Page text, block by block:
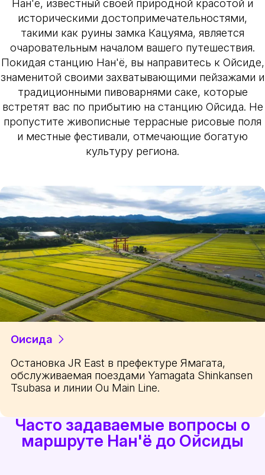
Нан'ё, известный своей природной красотой и
историческими достопримечательностями,
такими как руины замка Кацуяма, является
очаровательным началом вашего путешествия.
Покидая станцию Нан'ё, вы направитесь к Ойсиде,
знаменитой своими захватывающими пейзажами и
традиционными пивоварнями саке, которые
встретят вас по прибытию на станцию Ойсида. Не
пропустите живописные террасные рисовые поля
и местные фестивали, отмечающие богатую
культуру региона.
Оисида
Остановка JR East в префектуре Ямагата,
обслуживаемая поездами Yamagata Shinkansen
Tsubasa и линии Ou Main Line.
Часто задаваемые вопросы о
маршруте Нан'ё до Ойсиды